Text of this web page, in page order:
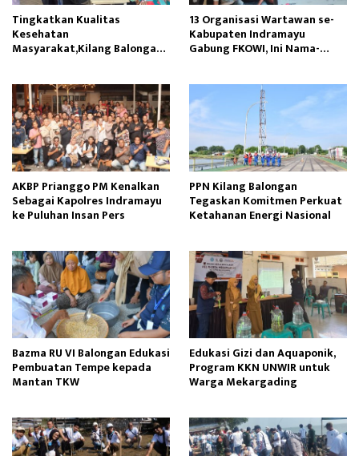
Tingkatkan Kualitas
Kesehatan
Masyarakat,Kilang Balongan
13 Organisasi Wartawan se-
Kabupaten Indramayu
Gabung FKOWI, Ini Nama-
AKBP Prianggo PM Kenalkan
Sebagai Kapolres Indramayu
ke Puluhan Insan Pers
PPN Kilang Balongan
Tegaskan Komitmen Perkuat
Ketahanan Energi Nasional
Bazma RU VI Balongan Edukasi
Pembuatan Tempe kepada
Mantan TKW
Edukasi Gizi dan Aquaponik,
Program KKN UNWIR untuk
Warga Mekargading